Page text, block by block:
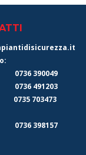
0736 390049
0736 491203
703473
0736 398157